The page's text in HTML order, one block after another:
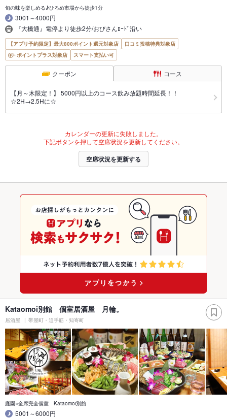
旬の味を楽しめる♪ひろめ市場から徒歩1分
3001～4000円
『大橋通』電停より徒歩2分/おびさんﾛｰﾄﾞ沿い
【アプリ予約限定】最大800ポイント還元対象店
口コミ投稿特典対象店
ポイントプラス対象店
スマート支払い可
クーポン コース
【月～木限定！】 5000円以上のコース飲み放題時間延長！！
☆2H→2.5Hに☆
カレンダーの更新に失敗しました。
下記ボタンを押して空席状況を更新してください。
空席状況を更新する
Kataomoi別館 個室居酒屋 月輪。
居酒屋 帯屋町・追手筋・知寄町
庭園×全席完全個室 Kataomoi別館
5001～6000円